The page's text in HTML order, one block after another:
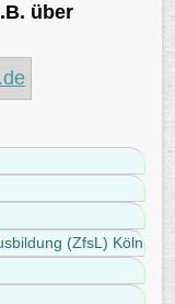
über
(ZfsL) Köln